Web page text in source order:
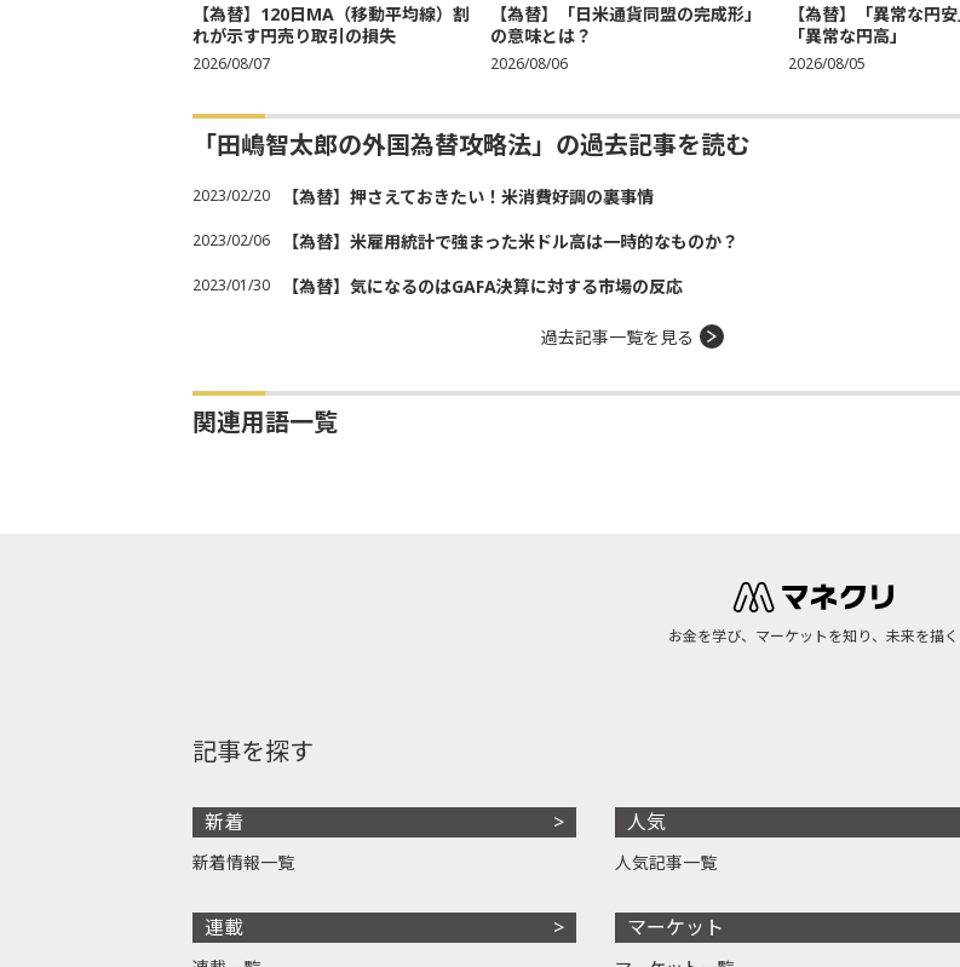
【為替】120日MA（移動平均線）割
れが示す円売り取引の損失
2026/08/07
【為替】「日米通貨同盟の完成形」
の意味とは？
2026/08/06
【為替】「異常な円
「異常な円高」
2026/08/05
「田嶋智太郎の外国為替攻略法」の過去記事を読む
2023/02/20 【為替】押さえておきたい！米消費好調の裏事情
2023/02/06 【為替】米雇用統計で強まった米ドル高は一時的なものか？
2023/01/30 【為替】気になるのはGAFA決算に対する市場の反応
過去記事一覧を見る
関連用語一覧
お金を学び、マーケットを知り、未来を描く
記事を探す
新着
新着情報一覧
連載
人気
人気記事一覧
マーケット